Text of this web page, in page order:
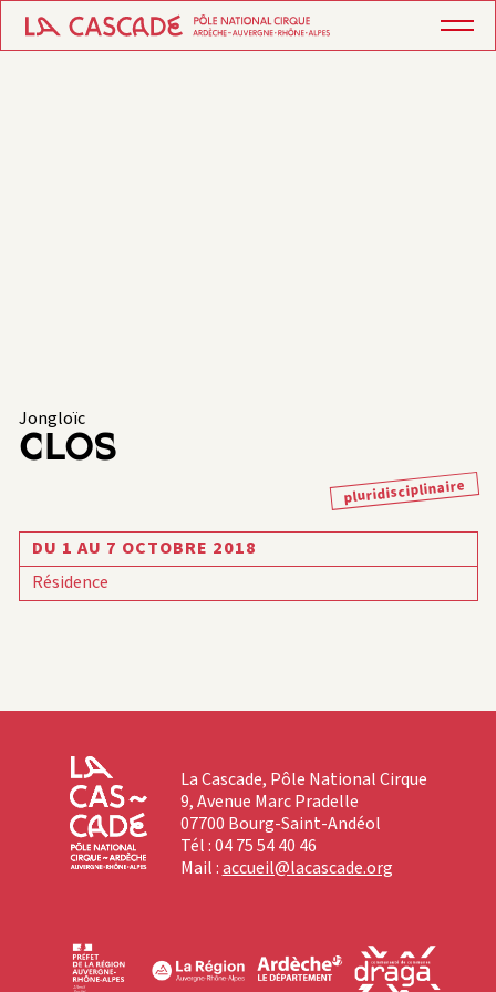
Jongloïc
CLOS
pluridisciplinaire
DU 1 AU 7 OCTOBRE 2018
Résidence
La Cascade, Pôle National Cirque
9, Avenue Marc Pradelle
07700 Bourg-Saint-Andéol
Tél : 04 75 54 40 46
Mail :accueil@lacascade.org